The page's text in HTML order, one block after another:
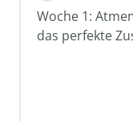
Woche 1:
das perfekte